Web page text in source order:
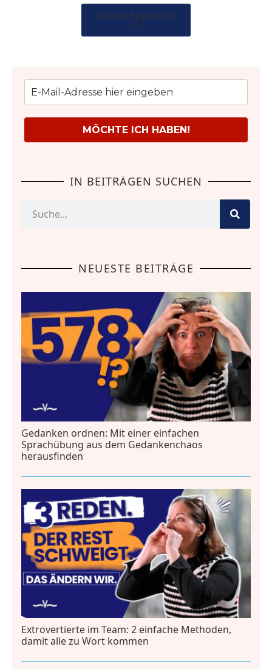
Weitere Ergebnisse
MÖCHTE ICH HABEN!
IN BEITRÄGEN SUCHEN
NEUESTE BEITRÄGE
Gedanken ordnen: Mit einer einfachen
Sprachübung aus dem Gedankenchaos
herausfinden
Extrovertierte im Team: 2 einfache Methoden,
damit alle zu Wort kommen